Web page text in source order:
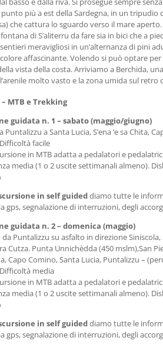
più a est della Sardegna, in un tripudio
che cattura lo sguardo verso il mare
di S’aliterru da fare sia in bici che a
meravigliosi in un’alternanza di pini
affascinante. Volendo si può optare
vista della costa. Arriviamo a Berchida,
molto vasto e la zona umida sul retro
– MTB e Trekking
guidata n. 1 – sabato (maggio/giugno)
Puntalizzu a Santa Lucia, S’ena ‘e sa Chita,
facile
in MTB adatta a pedalatori e
media (1 o 2 uscite settimanali almeno).
in self guideddiamo tutte le
gps, segnalazione di interruzioni, degli
guidata n. 2 – domenica (maggio)
da Puntalizzu su asfalto in direzione Siniscola,
Cutza. Punta Unnichèdda (450 mslm),San
Capo Comino, Santa Lucia, Puntalizzu –
media
in MTB adatta a pedalatori e
media (1 o 2 uscite settimanali almeno).
in self guideddiamo tutte le
gps, segnalazione di interruzioni, degli